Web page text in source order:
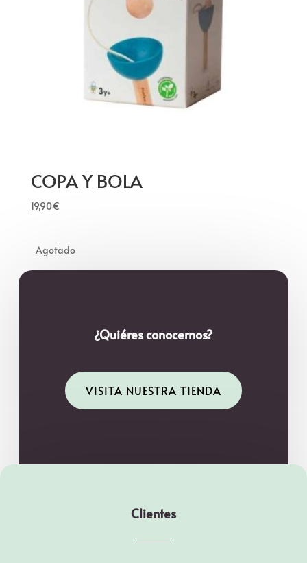
COPA Y BOLA
19,90€
¿Quiéres conocernos?
VISITA NUESTRA TIENDA
Clientes